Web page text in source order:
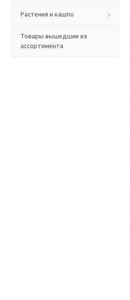
Растения и кашпо
Товары вышедшие из
ассортимента